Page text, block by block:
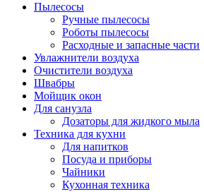
Пылесосы
Ручные пылесосы
Роботы пылесосы
Расходные и запасные части
Увлажнители воздуха
Очистители воздуха
Швабры
Мойщик окон
Для санузла
Дозаторы для жидкого мыла
Техника для кухни
Для напитков
Посуда и приборы
Чайники
Кухонная техника